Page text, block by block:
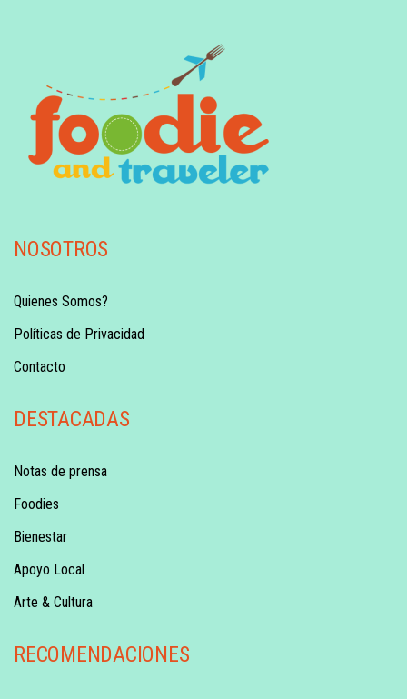
NOSOTROS
Quienes Somos?
Políticas de Privacidad
Contacto
DESTACADAS
Notas de prensa
Foodies
Bienestar
Apoyo Local
Arte & Cultura
RECOMENDACIONES